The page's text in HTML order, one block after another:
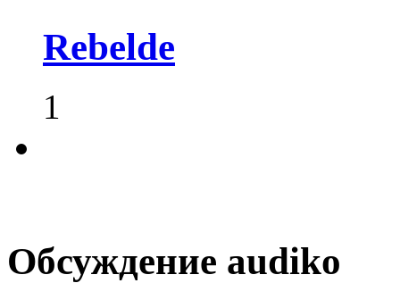
Rebelde
1
Обсуждение audiko